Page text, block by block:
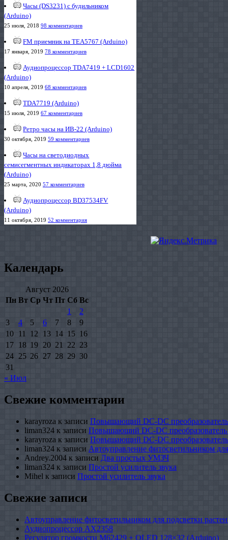
Часы (DS3231) с будильником
(Arduino)
25 июля, 2018 98 комментариев
FM приемник на TEA5767 (Arduino)
17 января, 2019 78 комментариев
Аудиопроцессор TDA7419 + LCD1602
(Arduino)
10 апреля, 2019 68 комментариев
TDA7719 (Arduino)
15 июля, 2019 67 комментариев
Ретро часы на ИВ-22 (Arduino)
30 октября, 2019 59 комментариев
Часы на светодиодных
семисегментных индикаторах 1,8 дюйма
(Arduino)
25 марта, 2020 57 комментариев
Аудиопроцессор BD37534FV
(Arduino)
11 октября, 2019 52 комментария
Календарь
Август 2026
Пн Вт Ср Чт Пт Сб Вс
1
2
3
4 5 6 7 8
9
10 11 12 13 14 15 16
17 18 19 20 21 22 23
24 25 26 27 28 29 30
31
« Июл
Свежие комментарии
karayroza к записи Повышающий DC-DC
liman324 к записи Повышающий DC-DC
karayroza к записи Повышающий DC-DC
liman324 к записи Автоуправление фитосветильником
Andrey.2004 к записи Два простых УМЗЧ
liman324 к записи Простой усилитель звука
Mihel к записи Простой усилитель звука
Свежие записи
Автоуправление фитосветильником для подсветки
Аудиопроцессор AX2358
Регулятор громкости M62429 + OLED 128×32 (Arduino)